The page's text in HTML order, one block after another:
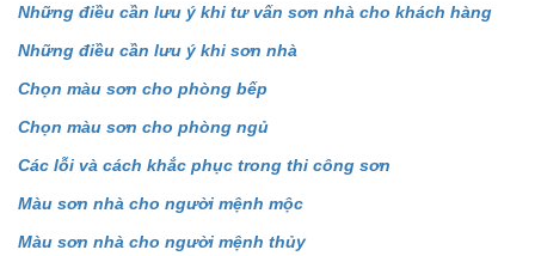
Những điều cần lưu ý khi tư vấn sơn nhà cho khách hàng
Những điều cần lưu ý khi sơn nhà
Chọn màu sơn cho phòng bếp
Chọn màu sơn cho phòng ngủ
Các lỗi và cách khắc phục trong thi công sơn
Màu sơn nhà cho người mệnh mộc
Màu sơn nhà cho người mệnh thủy